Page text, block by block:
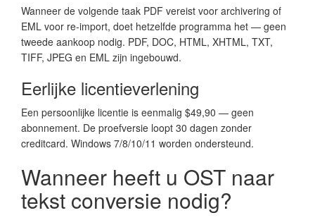
Wanneer de volgende taak PDF vereist voor archivering of
EML voor re-import, doet hetzelfde programma het — geen
tweede aankoop nodig. PDF, DOC, HTML, XHTML, TXT,
TIFF, JPEG en EML zijn ingebouwd.
Eerlijke licentieverlening
Een persoonlijke licentie is eenmalig $49,90 — geen
abonnement. De proefversie loopt 30 dagen zonder
creditcard. Windows 7/8/10/11 worden ondersteund.
Wanneer heeft u OST naar
tekst conversie nodig?